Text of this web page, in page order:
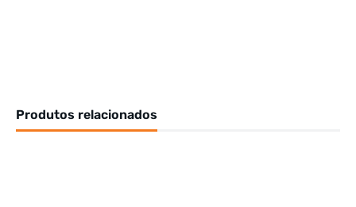
Produtos relacionados